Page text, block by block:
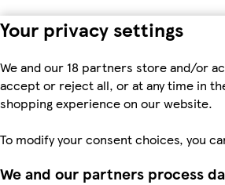
Your privacy settings
We and our 18 partners store and/or
accept or reject all, or at any time in
shopping experience on our website.
To modify your consent choices, you
We and our partners process